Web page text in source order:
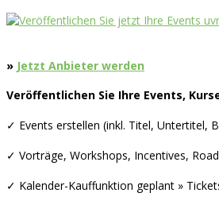
» Jetzt Anbieter werden
Veröffentlichen Sie Ihre Events,
✓ Events erstellen (inkl. Titel, Untertitel,
✓ Vorträge, Workshops, Incentives,
✓ Kalender-Kauffunktion geplant »